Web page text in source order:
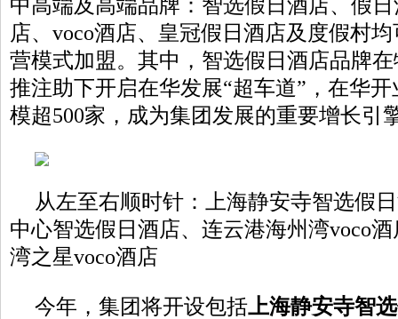
中高端及高端品牌：智选假日酒店、假
店、voco酒店、皇冠假日酒店及度假村
营模式加盟。其中，智选假日酒店品牌
推注助下开启在华发展“超车道”，在华
模超500家，成为集团发展的重要增长引
从左至右顺时针：上海静安寺智选假
中心智选假日酒店、连云港海州湾voco
湾之星voco酒店
今年，集团将开设包括上海静安寺智